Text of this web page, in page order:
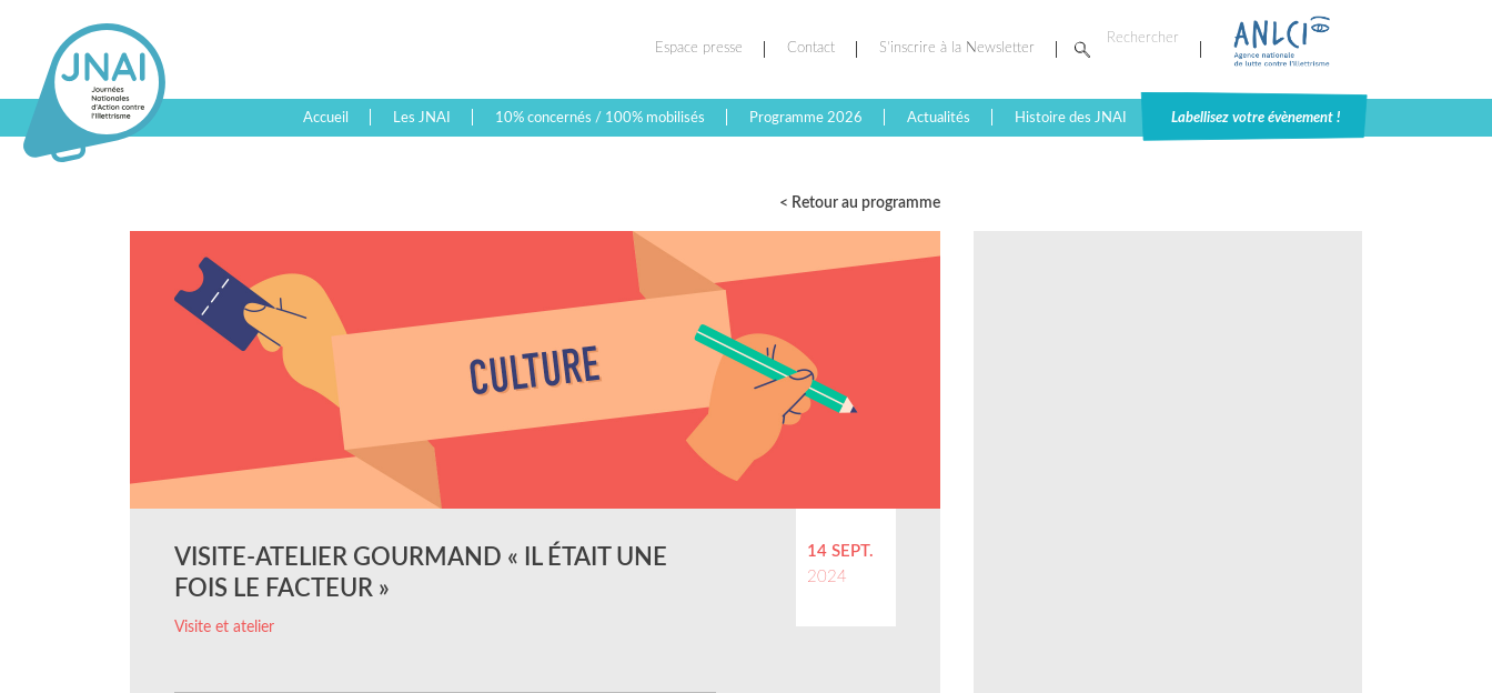
Espace presse Contact S’inscrire à la Newsletter
Accueil Les JNAI 10% concernés / 100% mobilisés Programme 2026 Actualités Histoire des JNAI Labellisez votre évènement !
< Retour au programme
14 SEPT.
2024
VISITE-ATELIER GOURMAND « IL ÉTAIT UNE
FOIS LE FACTEUR »
Visite et atelier